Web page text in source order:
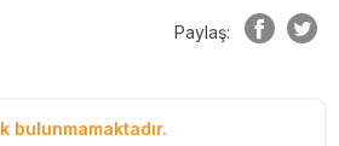
Paylaş:
bulunmamaktadır.